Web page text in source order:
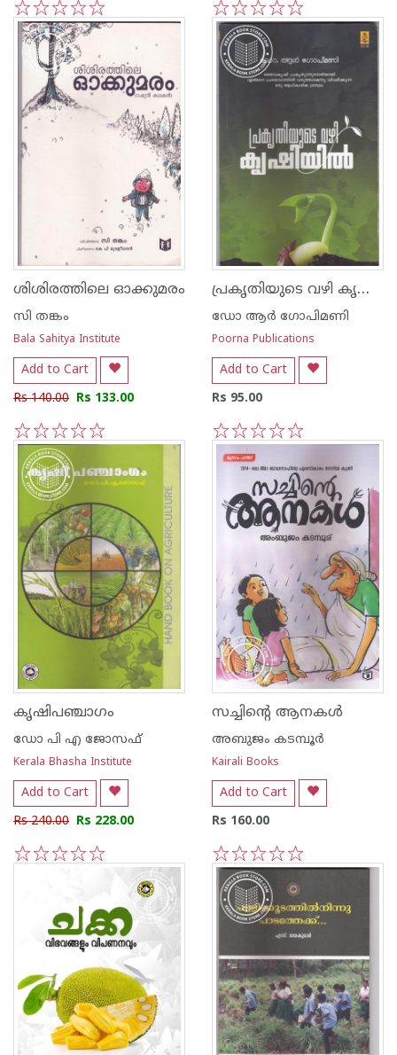
5
4
3
2
1 5
4
3
2
1
ശിശിരത്തിലെ ഓക്കുമരം
സി തങ്കം
Bala Sahitya Institute
Add to Cart
Rs 140.00 Rs 133.00
5
4
3
2
1
പ്രകൃതിയുടെ വഴി കൃഷിയില്‍
ഡോ ആര്‍ ഗോപിമണി
Poorna Publications
Add to Cart
Rs 95.00
5
4
3
2
1
കൃഷിപഞ്ചാഗം
ഡോ പി എ ജോസഫ്
Kerala Bhasha Institute
Add to Cart
Rs 240.00 Rs 228.00
സച്ചിന്റെ ആനകള്‍
അബുജം കടമ്പൂര്‍
Kairali Books
Add to Cart
Rs 160.00
5
4
3
2
1